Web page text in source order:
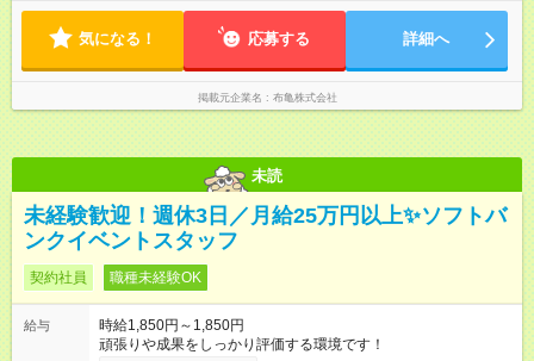
時と同じです。
気になる！ 応募する 詳細へ
掲載元企業名 布亀株式会社
未読
未経験歓迎！週休3日／月給25万円以上✨ソフトバ
ンクイベントスタッフ
契約社員 職種未経験OK
給与
時給1,850円～1,850円
頑張りや成果をしっかり評価する環境です！